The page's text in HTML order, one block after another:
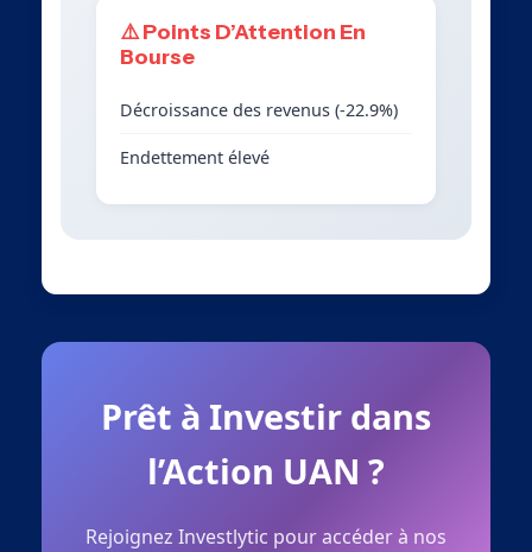
⚠️ Points D’Attention En
Bourse
Décroissance des revenus (-22.9%)
Endettement élevé
Prêt à Investir dans
l’Action UAN ?
Rejoignez Investlytic pour accéder à nos